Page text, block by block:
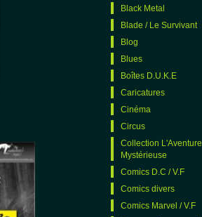
Black Metal
Blade / Le Survivant
Blog
Blues
Boîtes D.U.K.E
Caricatures
Cinéma
Circus
Collection L'Aventure
Mystérieuse
Comics D.C / V.F
Comics divers
Comics Marvel / V.F